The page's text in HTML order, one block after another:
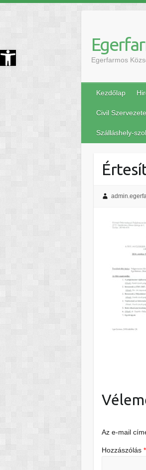
Eszköztár megnyitása
Egerfarmos
Kezdőlap
Civil
Szálláshely-
Az e-mail
Hozzászólás*